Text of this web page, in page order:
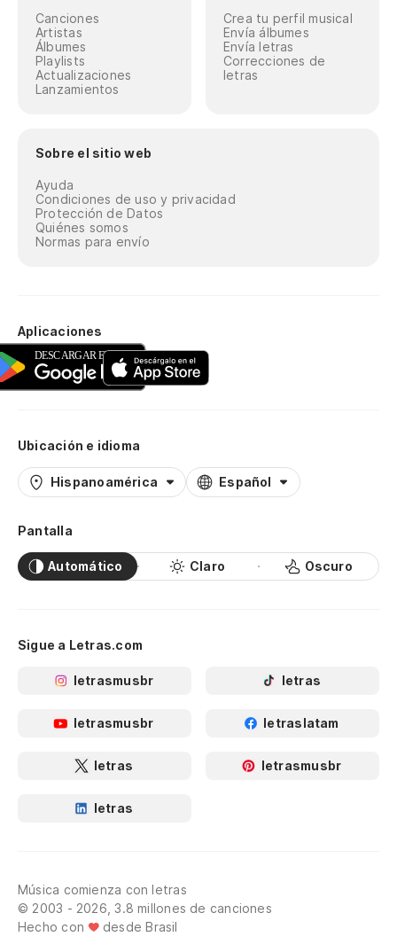
Canciones
Artistas
Álbumes
Playlists
Actualizaciones
Lanzamientos
Crea tu perfil musical
Envía álbumes
Envía letras
Correcciones de
letras
Sobre el sitio web
Ayuda
Condiciones de uso y privacidad
Protección de Datos
Quiénes somos
Normas para envío
Aplicaciones
Ubicación e idioma
Hispanoamérica Español
Pantalla
Automático Claro Oscuro
Sigue a Letras.com
letrasmusbr letras
letrasmusbr letraslatam
letras letrasmusbr
letras
Música comienza con letras
© 2003 - 2026, 3.8 millones de canciones
Hecho con
desde Brasil